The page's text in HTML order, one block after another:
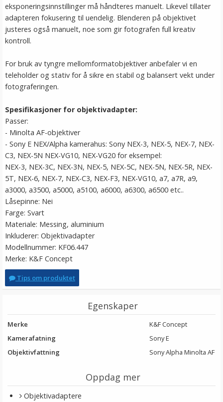
eksponeringsinnstillinger må håndteres manuelt. Likevel tillater
adapteren fokusering til uendelig. Blenderen på objektivet
justeres også manuelt, noe som gir fotografen full kreativ
kontroll.
For bruk av tyngre mellomformatobjektiver anbefaler vi en
teleholder og stativ for å sikre en stabil og balansert vekt under
fotograferingen.
Spesifikasjoner for objektivadapter:
Passer:
- Minolta AF-objektiver
- Sony E NEX/Alpha kamerahus: Sony NEX-3, NEX-5, NEX-7, NEX-
C3, NEX-5N NEX-VG10, NEX-VG20 for eksempel:
NEX-3, NEX-3C, NEX-3N, NEX-5, NEX-5C, NEX-5N, NEX-5R, NEX-
5T, NEX-6, NEX-7, NEX-C3, NEX-F3, NEX-VG10, a7, a7R, a9,
a3000, a3500, a5000, a5100, a6000, a6300, a6500 etc..
Låsepinne: Nei
Farge: Svart
Materiale: Messing, aluminium
Inkluderer: Objektivadapter
Modellnummer: KF06.447
Merke: K&F Concept
Tips om produktet
Egenskaper
Merke
K&F Concept
Kamerafatning
Sony E
Objektivfattning
Sony Alpha Minolta AF
Oppdag mer
Objektivadaptere